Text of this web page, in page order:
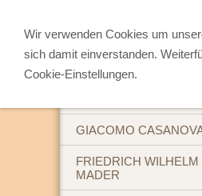
ABENTEUERBÜCHER
GIACOMO
FRIEDRICH WILHELM
MADER
Wir verwenden Cookies um
sich damit einverstanden.
Cookie-Einstellungen.